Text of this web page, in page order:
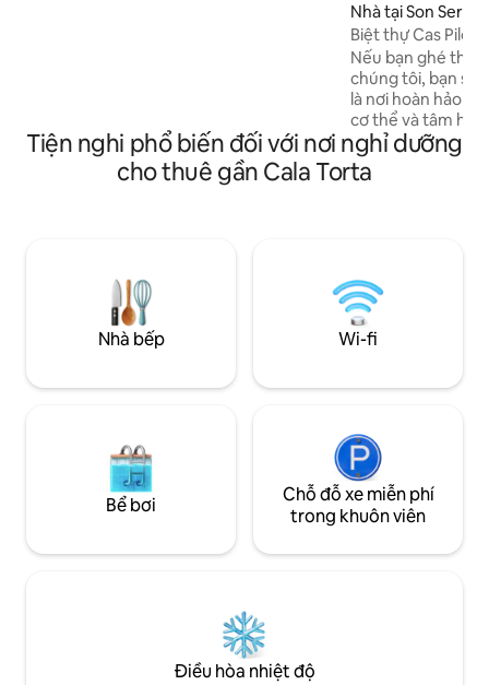
Nhà tại Son
Biệt thự Cas Pilot.
dáng XVIII
Nếu bạn ghé
chúng tôi, bạn sẽ
là nơi hoàn hảo
cơ thể và tâm
yên tĩnh được tạo
quá khứ lịch sử
thanh lịch và
nguyên bản từ
thự Cas Pilot của
Tiện nghi phổ biến đối với nơi nghỉ dưỡng
cho thuê gần Cala Torta
Nhà bếp Wi-fi
Bể bơi
Chỗ đỗ xe miễn phí
trong khuôn viên
Điều hòa nhiệt độ